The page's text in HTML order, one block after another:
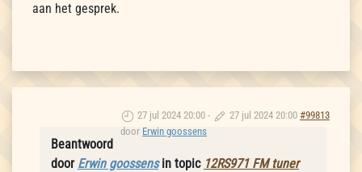
aan het gesprek.
27 jul 2024 20:00 - 27 jul 2024 20:00 #99813
door Erwin goossens
Beantwoord
door Erwin goossensin topic 12RS971 FM tuner